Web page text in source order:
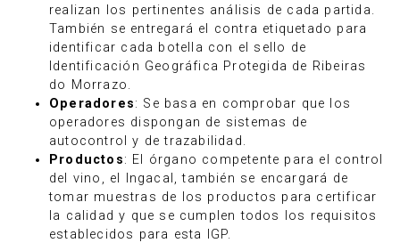
realizan los pertinentes análisis de cada partida.
También se entregará el contra etiquetado para
identificar cada botella con el sello de
Identificación Geográfica Protegida de Ribeiras
do Morrazo.
Operadores: Se basa en comprobar que los
operadores dispongan de sistemas de
autocontrol y de trazabilidad.
Productos: El órgano competente para el control
del vino, el Ingacal, también se encargará de
tomar muestras de los productos para certificar
la calidad y que se cumplen todos los requisitos
establecidos para esta IGP.